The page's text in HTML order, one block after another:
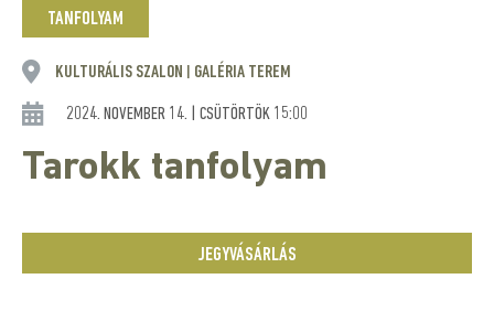
TANFOLYAM
KULTURÁLIS SZALON GALÉRIA TEREM
2024. NOVEMBER 14. | CSÜTÖRTÖK 15:00
Tarokk tanfolyam
JEGYVÁSÁRLÁS